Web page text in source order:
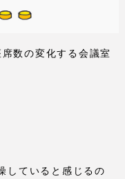
数の変化する会議室
していると感じるの